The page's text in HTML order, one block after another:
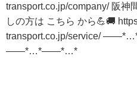
transport.co.jp/company/ 阪神
しの方は こちら から💪🚚
transport.co.jp/service/
——*…*——*…*